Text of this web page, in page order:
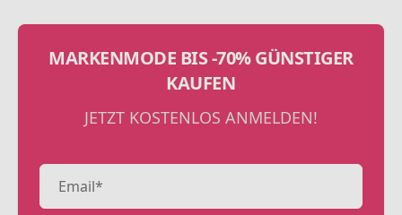
MARKENMODE BIS -70% GÜNSTIGER
KAUFEN
JETZT KOSTENLOS ANMELDEN!